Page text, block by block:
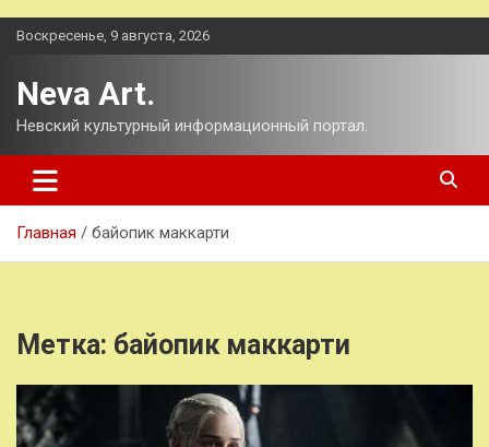
Перейти
Воскресенье, 9 августа, 2026
Neva Art.
Невский культурный информационный портал.
Главная байопик маккарти
Метка: байопик маккарти